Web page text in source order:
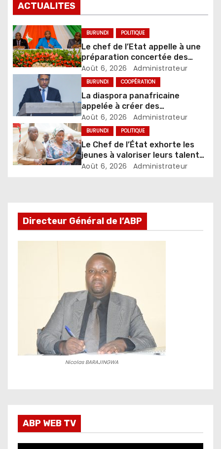
ACTUALITES
BURUNDI POLITIQUE
Le chef de l’Etat appelle à une
préparation concertée des
élections de 2027
Août 6, 2026 Administrateur
BURUNDI COOPÉRATION
La diaspora panafricaine
appelée à créer des
mécanismes favorisant
l’investissement dans les pays
d’origine
Août 6, 2026 Administrateur
BURUNDI POLITIQUE
Le Chef de l’État exhorte les
jeunes à valoriser leurs talents
pour accélérer le
Août 6, 2026 Administrateur
Directeur Général de l’ABP
Nicolas BARAJINGWA
ABP WEB TV